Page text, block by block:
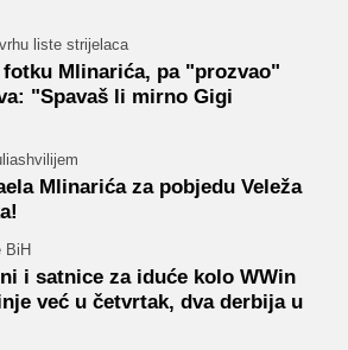
liste strijelaca
fotku Mlinarića, pa "prozvao"
"Spavaš li mirno Gigi
Mlinarića za pobjedu Veleža
BiH
i satnice za iduće kolo WWin
već u četvrtak, dva derbija u